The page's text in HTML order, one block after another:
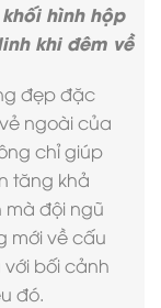
hình hộp
khi đêm về
đẹpđặc
ngoài của
chỉ giúp
tăng khả
mà đội ngũ
mới về cấu
bối cảnh
đó.